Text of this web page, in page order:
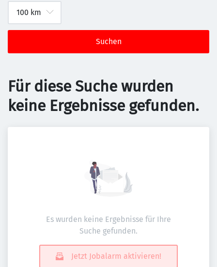
Suchen
Für diese Suche wurden
keine Ergebnisse gefunden.
Es wurden keine Ergebnisse für Ihre
Suche gefunden.
Jetzt Jobalarm aktivieren!